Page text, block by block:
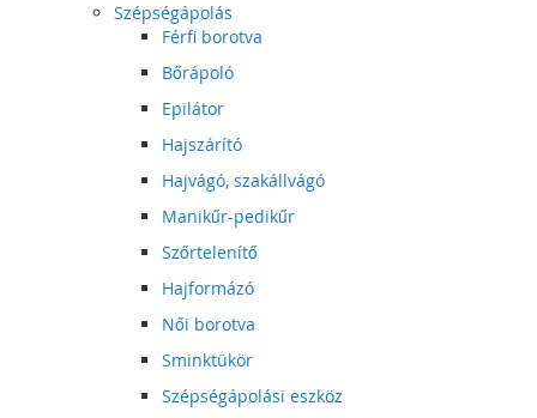
Szépségápolás
Férfi borotva
Bőrápoló
Epilátor
Hajszárító
Hajvágó, szakállvágó
Manikűr-pedikűr
Szőrtelenítő
Hajformázó
Női borotva
Sminktükör
Szépségápolási eszköz